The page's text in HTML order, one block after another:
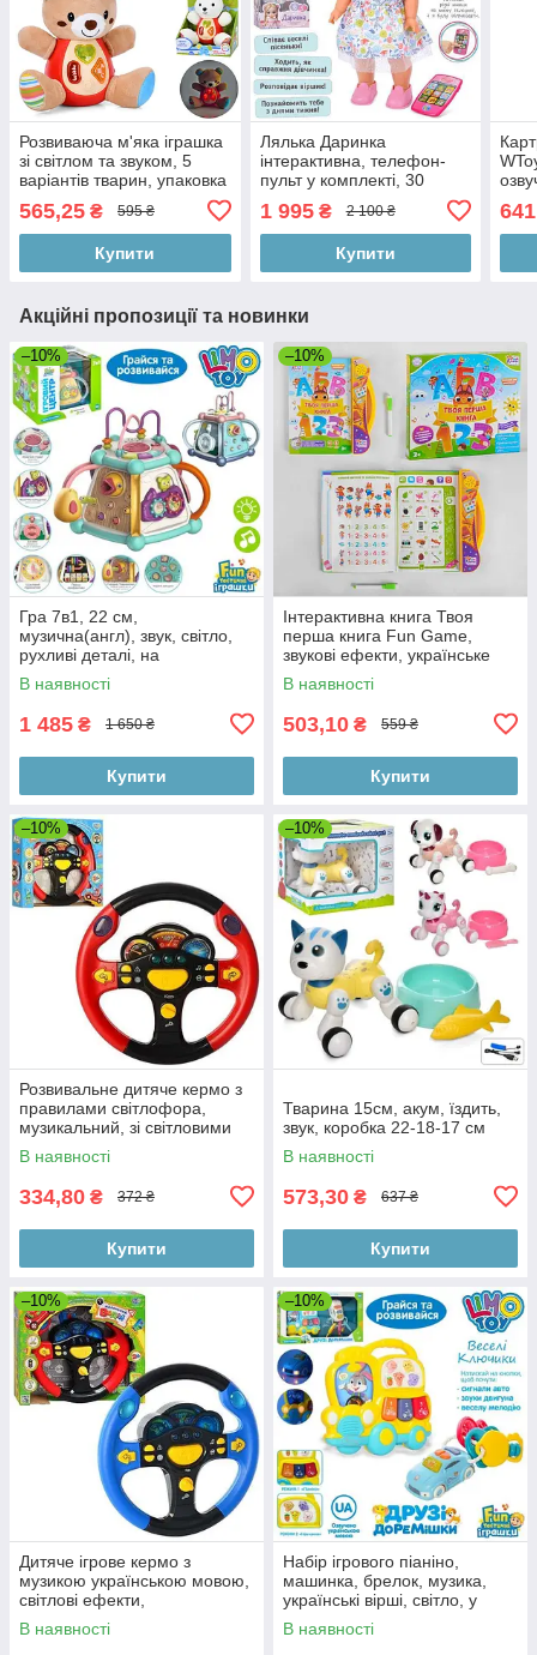
Розвиваюча м'яка іграшка
зі світлом та звуком, 5
варіантів тварин, упаковка
565,25 ₴ 595 ₴
Купити
Лялька Даринка
інтерактивна, телефон-
пульт у комплекті, 30
українською мовою,
коробка 25,5-40-11 см
1 995₴ 2 100 ₴
Купити
Акційні пропозиції та новинки
–10%
Гра 7в1, 22 см,
музична(англ), звук, світло,
рухливі деталі, на
батарейках, коробка, 30,5-
24,5-25,5 см
В наявності
1 485 ₴ 1 650 ₴
Купити
–10%
Інтерактивна книга Твоя
перша книга Fun Game,
звукові ефекти, українське
озвучування
В наявності
503,10 ₴ 559 ₴
Купити
–10%
Розвивальне дитяче кермо з
правилами світлофора,
музикальний, зі світловими
ефектами, 2 кольори, на
батарейках
В наявності
334,80 ₴ 372 ₴
Купити
–10%
Тварина 15см, акум, їздить,
звук, коробка 22-18-17 см
В наявності
573,30 ₴ 637 ₴
Купити
–10%
Дитяче ігрове кермо з
музикою українською мовою,
світлові ефекти,
батарейками, у коробці
В наявності
–10%
Набір ігрового піаніно,
машинка, брелок, музика,
українські вірші, світло, у
коробці 34-21-7 см
В наявності